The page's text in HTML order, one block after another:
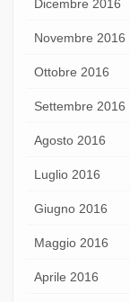
Dicembre 2016
Novembre 2016
Ottobre 2016
Settembre 2016
Agosto 2016
Luglio 2016
Giugno 2016
Maggio 2016
Aprile 2016